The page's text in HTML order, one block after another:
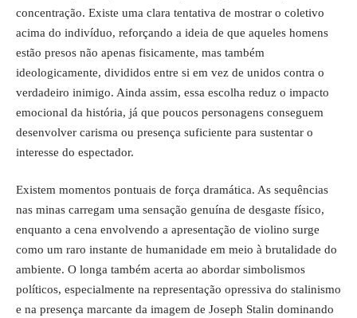
concentração. Existe uma clara tentativa de mostrar o coletivo
acima do indivíduo, reforçando a ideia de que aqueles homens
estão presos não apenas fisicamente, mas também
ideologicamente, divididos entre si em vez de unidos contra o
verdadeiro inimigo. Ainda assim, essa escolha reduz o impacto
emocional da história, já que poucos personagens conseguem
desenvolver carisma ou presença suficiente para sustentar o
interesse do espectador.
Existem momentos pontuais de força dramática. As sequências
nas minas carregam uma sensação genuína de desgaste físico,
enquanto a cena envolvendo a apresentação de violino surge
como um raro instante de humanidade em meio à brutalidade do
ambiente. O longa também acerta ao abordar simbolismos
políticos, especialmente na representação opressiva do stalinismo
e na presença marcante da imagem de Joseph Stalin dominando